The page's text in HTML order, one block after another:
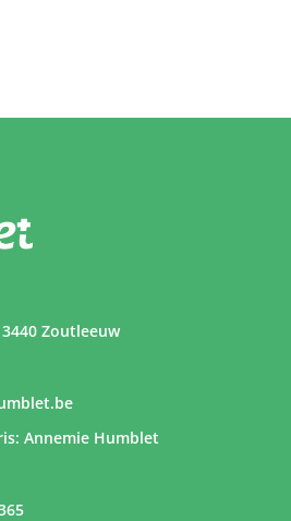
Zoutleeuw
Annemie Humblet